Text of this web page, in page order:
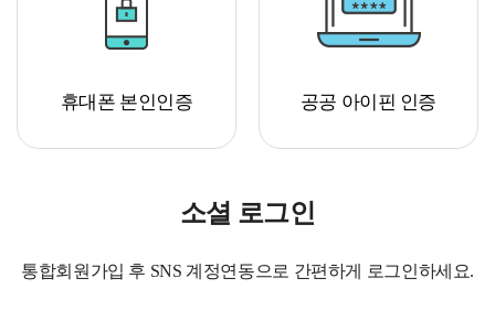
휴대폰 본인인증 공공 아이핀 인증
소셜 로그인
통합회원가입 후 SNS 계정연동으로 간편하게 로그인하세요.